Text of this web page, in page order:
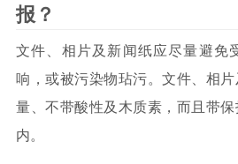
报？
文件、相片及新闻纸应尽量避免
响，或被污染物玷污。文件、相
量、不带酸性及木质素，而且带
内。